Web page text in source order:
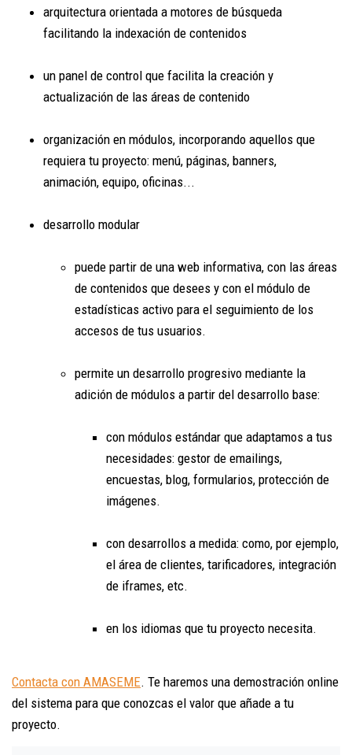
arquitectura orientada a motores de búsqueda
facilitando la indexación de contenidos
un panel de control que facilita la creación y
actualización de las áreas de contenido
organización en módulos, incorporando aquellos que
requiera tu proyecto: menú, páginas, banners,
animación, equipo, oficinas...
desarrollo modular
puede partir de una web informativa, con las áreas
de contenidos que desees y con el módulo de
estadísticas activo para el seguimiento de los
accesos de tus usuarios.
permite un desarrollo progresivo mediante la
adición de módulos a partir del desarrollo base:
con módulos estándar que adaptamos a tus
necesidades: gestor de emailings,
encuestas, blog, formularios, protección de
imágenes.
con desarrollos a medida: como, por ejemplo,
el área de clientes, tarificadores, integración
de iframes, etc.
en los idiomas que tu proyecto necesita.
Contacta con AMASEME. Te haremos una demostración online
del sistema para que conozcas el valor que añade a tu
proyecto.